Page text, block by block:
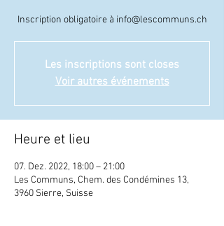
Inscription obligatoire à info@lescommuns.ch
Les inscriptions sont closes
Voir autres événements
Heure et lieu
07. Dez. 2022, 18:00 – 21:00
Les Communs, Chem. des Condémines 13,
3960 Sierre, Suisse